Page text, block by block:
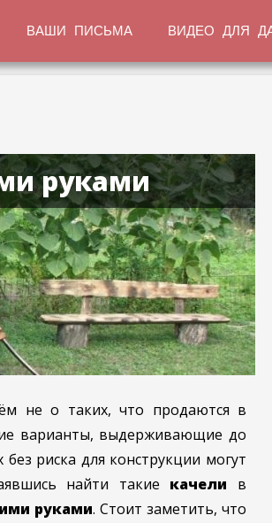
ВАШИ ПИСЬМА ВИДЕО ДЛЯ
руками
не о таких, что продаются в
варианты, выдерживающие до
риска для конструкции могут
найти такие качели в
руками. Стоит заметить, что